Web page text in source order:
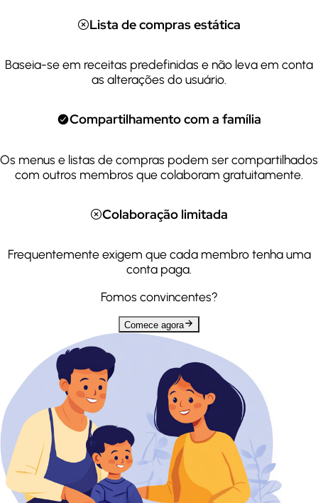
Lista de compras estática
Baseia-se em receitas predefinidas e não leva em conta
as alterações do usuário.
Compartilhamento com a família
Os menus e listas de compras podem ser compartilhados
com outros membros que colaboram gratuitamente.
Colaboração limitada
Frequentemente exigem que cada membro tenha uma
conta paga.
Fomos convincentes?
Comece agora